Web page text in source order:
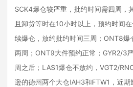
SCK4爆仓较严重，批约时间需四周，
且卸货等时在10小时以上，预约时间
续爆仓，放约批约时间三周；ONT8爆
两周；ONT9大件预约正常；GYR2/3
周之后；LAS1爆仓不放约，VGT2/
逊的德州两个大仓IAH3和FTW1，近